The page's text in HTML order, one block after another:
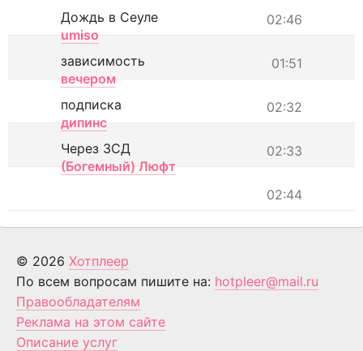
02:46
Дождь в Сеуле
umiso
01:51
зависимость
вечером
02:32
подписка
дипинс
02:33
Через ЗСД
(Богемный) Люфт
02:44
© 2026 Хотплеер
По всем вопросам пишите на: hotpleer@mail.ru
Правообладателям
Реклама на этом сайте
Описание услуг